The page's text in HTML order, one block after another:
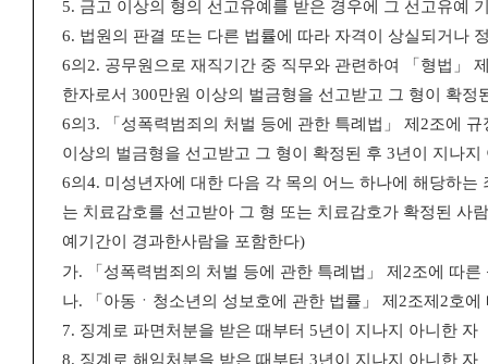
5. 금고 이상의 형의 선고유예를 받은 경우에 그 선고유예
6. 법원의 판결 또는 다른 법률에 따라 자격이 상실되거나
6의 2. 공무원으로 재직기간 중 직무와 관련하여 「 형법 」
한자로서 300만원 이상의 벌금형을 선고받고 그 형이 확정
6의 3. 「 성폭력범죄의 처벌 등에 관한 특례법 」 제 2조에
이상의 벌금형을 선고받고 그 형이 확정된 후 3년이 지나지
6의 4. 미성년자에 대한 다음 각 목의 어느 하나에 해당하는
는 치료감호를 선고받아 그 형 또는 치료감호가 확정된 사람
예기간이 경과한사람을 포함한다)
가. 「 성폭력범죄의 처벌 등에 관한 특례법 」 제 2조에 따른
나. 「 아동ㆍ청소년의 성보호에 관한 법률 」 제 2조제 2호에
7. 징계로 파면처분을 받은 때부터 5년이 지나지 아니한 자
8. 징계로 해임처분을 받은 때부터 3년이 지나지 아니한 자